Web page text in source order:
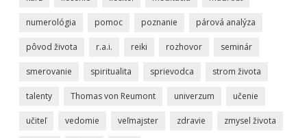
numerológia pomoc poznanie párová analýza
pôvod života r.a.i. reiki rozhovor seminár
smerovanie spiritualita sprievodca strom života
talenty Thomas von Reumont univerzum učenie
učiteľ vedomie veľmajster zdravie zmysel života